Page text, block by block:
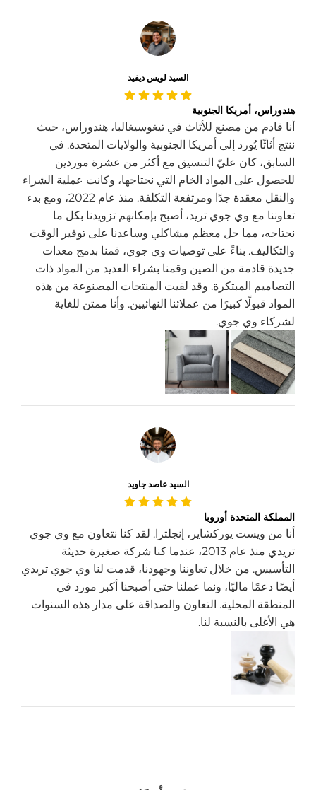
السيد لويس ديفيد
هندوراس، أمريكا الجنوبية
أنا قادم من مصنع للأثاث في تيغوسيغالبا، هندوراس، حيث
ننتج أثاثًا يُورد إلى أمريكا الجنوبية والولايات المتحدة. في
السابق، كان عليّ التنسيق مع أكثر من عشرة موردين
للحصول على المواد الخام التي نحتاجها، وكانت عملية الشراء
والنقل معقدة جدًا ومرتفعة التكلفة. منذ عام 2022، ومع بدء
تعاوننا مع وي جوي تريد، أصبح بإمكانهم تزويدنا بكل ما
نحتاجه، مما حل معظم مشاكلي وساعدنا على توفير الوقت
والتكاليف. بناءً على توصيات وي جوي، قمنا بدمج معدات
جديدة قادمة من الصين وقمنا بشراء العديد من المواد ذات
التصاميم المبتكرة. وقد لقيت المنتجات المصنوعة من هذه
المواد قبولًا كبيرًا من عملائنا النهائيين. وأنا ممتن للغاية
لشركاء وي جوي.
السيد عاصد جاويد
المملكة المتحدة أوروبا
أنا من ويست يوركشاير، إنجلترا. لقد كنا نتعاون مع وي جوي
تريدي منذ عام 2013، عندما كنا شركة صغيرة حديثة
التأسيس. من خلال تعاوننا وجهودنا، قدمت لنا وي جوي تريدي
أيضًا دعمًا ماليًا، ونما عملنا حتى أصبحنا أكبر مورد في
المنطقة المحلية. التعاون والصداقة على مدار هذه السنوات
هي الأغلى بالنسبة لنا.